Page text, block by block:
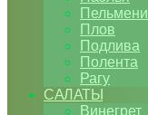
Пельмени
Плов
Подлива
Полента
Рагу
САЛАТЫ
Винегрет